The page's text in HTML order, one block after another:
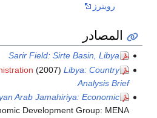
رويترز
المصادر
Sarir Field: Sirte Basin, Libya
(2007) Libya: Country
Analysis Brief
Arab Jamahiriya: Economic
Development Group: MENA